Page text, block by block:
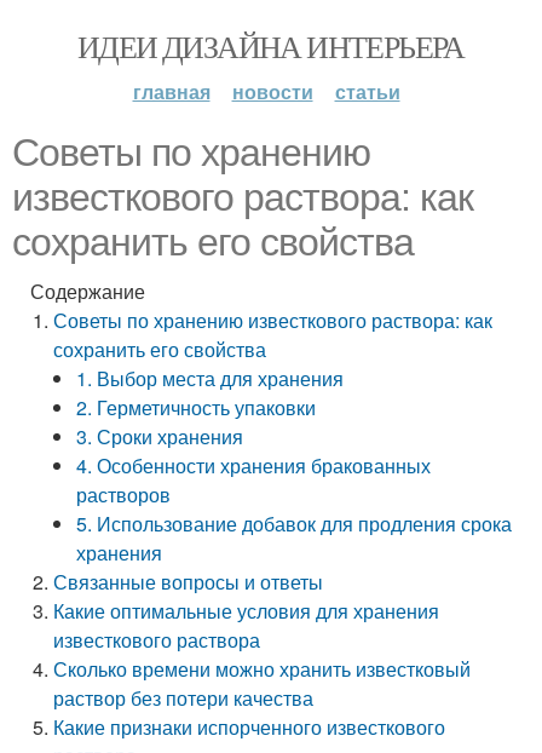
ИДЕИ ДИЗАЙНА ИНТЕРЬЕРА
главная новости статьи
Советы по хранению
известкового раствора: как
сохранить его свойства
Содержание
Советы по хранению известкового раствора: как
сохранить его свойства
1. Выбор места для хранения
2. Герметичность упаковки
3. Сроки хранения
4. Особенности хранения бракованных
растворов
5. Использование добавок для продления срока
хранения
Связанные вопросы и ответы
Какие оптимальные условия для хранения
известкового раствора
Сколько времени можно хранить известковый
раствор без потери качества
Какие признаки испорченного известкового